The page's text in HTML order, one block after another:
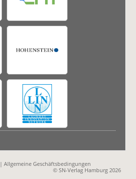
|Allgemeine Geschäftsbedingungen
© SN-Verlag Hamburg 2026